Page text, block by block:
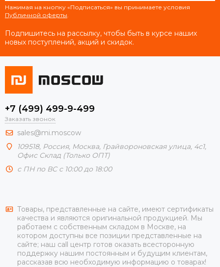
Нажимая на кнопку «Подписаться» вы принимаете условия
Публичной оферты.
Подпишитесь на рассылку, чтобы быть в курсе наших
новых поступлений, акций и скидок.
+7 (499) 499-9-499
Заказать звонок
sales@mi.moscow
109518, Россия, Москва, Грайвороновская улица, 4с1,
Офис Склад (Только ОПТ)
с ПН по ВС с 10:00 до 18:00
Товары, представленные на сайте, имеют сертификаты
качества и являются оригинальной продукцией. Мы
работаем с собственным складом в Москве, на
котором доступны все позиции представленные на
сайте; наш call центр готов оказать всесторонную
поддержку нашим постоянным и будущим клиентам,
рассказав всю необходимую информацию о товарах!